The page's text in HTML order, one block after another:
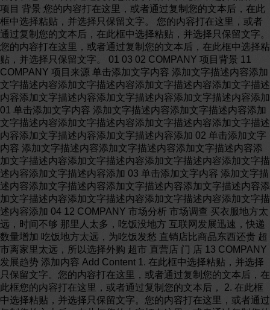
项目 背景 您的内容打在这里，或者通过复制您的文本后，在此
框中选择粘贴，并选择只保留文字。 您的内容打在这里，或者
通过复制您的文本后，在此框中选择粘贴，并选择只保留文字。
您的内容打在这里，或者通过复制您的文本后，在此框中选择粘
贴，并选择只保留文字。 01 03 02 COMPANY 项目背景 11
COMPANY 项目来源 单击添加文字内容 添加文字描述内容添加
文字描述内容添加文字描述内容添加文字描述内容添加文字描述
内容添加文字描述内容添加文字描述内容添加文字描述内容添加
01 单击添加文字内容 添加文字描述内容添加文字描述内容添加
文字描述内容添加文字描述内容添加文字描述内容添加文字描述
内容添加文字描述内容添加文字描述内容添加 02 单击添加文字
内容 添加文字描述内容添加文字描述内容添加文字描述内容添
加文字描述内容添加文字描述内容添加文字描述内容添加文字描
述内容添加文字描述内容添加 03 单击添加文字内容 添加文字描
述内容添加文字描述内容添加文字描述内容添加文字描述内容添
加文字描述内容添加文字描述内容添加文字描述内容添加文字描
述内容添加 04 12 COMPANY 市场分析 市场调查 买衣服地方太
远，时间不够 那里人太多，吃饭没地方 互联网发展迅速，快递
数量增加 吃饭地方太远，为吃饭发愁 直销店比商品东西还贵 超
市离家里太远，所以选择外购 超市 直营店 门 店 13 COMPANY
发展趋势 添加内容 Add Content 1. 在此框中选择粘贴，并选择
只保留文字。您的内容打在这里，或者通过复制您的文本后，在
此框您的内容打在这里，或者通过复制您的文本后， 2. 在此框
中选择粘贴，并选择只保留文字。您的内容打在这里，或者通过